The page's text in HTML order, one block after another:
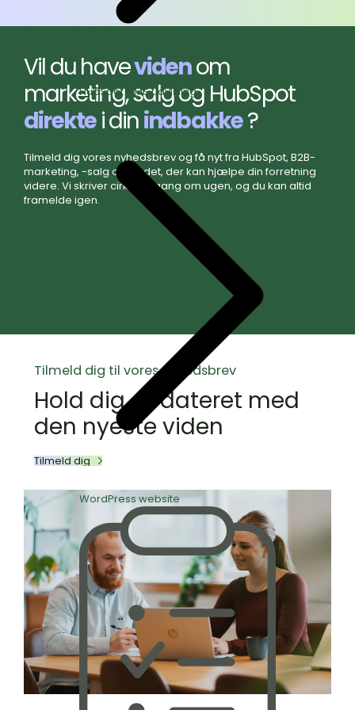
HubSpot CMS udvikling
WordPress website
Vil du havevidenom
marketing, salg og HubSpot
direktei dinindbakke?
Tilmeld dig vores nyhedsbrev og få nyt fra HubSpot, B2B-
marketing, -salg og alt det, der kan hjælpe din forretning
videre. Vi skriver cirka en gang om ugen, og du kan altid
framelde igen.
Tilmeld dig til vores nyhedsbrev
Hold dig opdateret med
den nyeste viden
Tilmeld dig